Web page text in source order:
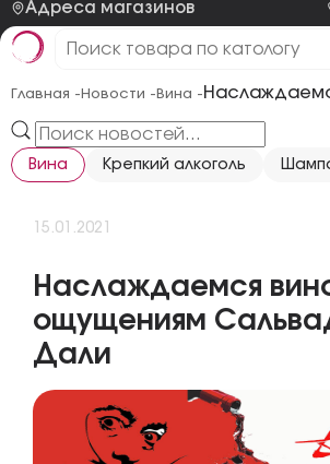
Адреса магазинов
Главная - Новости - Вина -
Вина Крепкий алкоголь
15.01.2021
Наслаждаемся
ощущениям
Дали